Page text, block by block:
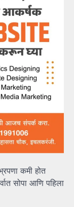
कमी होत
सोपा आणि पहिला